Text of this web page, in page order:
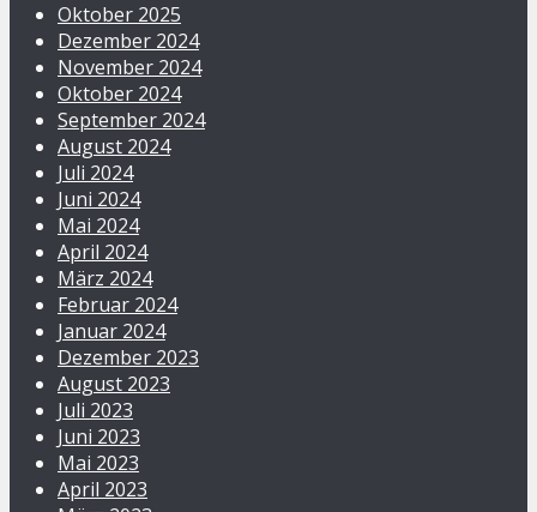
Oktober 2025
Dezember 2024
November 2024
Oktober 2024
September 2024
August 2024
Juli 2024
Juni 2024
Mai 2024
April 2024
März 2024
Februar 2024
Januar 2024
Dezember 2023
August 2023
Juli 2023
Juni 2023
Mai 2023
April 2023